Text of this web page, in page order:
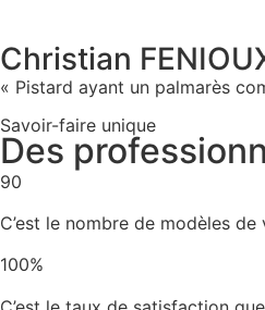
Christian
« Pistard ayant un palmarès
Savoir-faire unique
Des
90
C’est le nombre de modèles
100%